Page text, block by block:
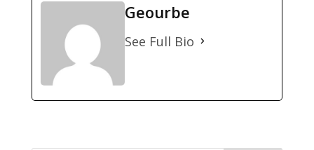
Geourbe
See Full Bio